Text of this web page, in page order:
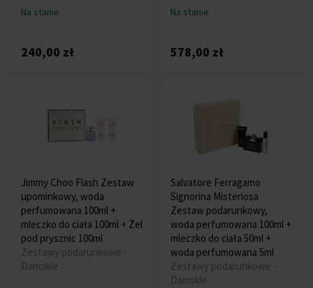
Na stanie
240,00 zł
Na stanie
578,00 zł
Jimmy Choo Flash Zestaw
upominkowy, woda
perfumowana 100ml +
mleczko do ciała 100ml + Żel
pod prysznic 100ml
Zestawy podarunkowe -
Damskie
Salvatore Ferragamo
Signorina Misteriosa
Zestaw podarunkowy,
woda perfumowana 100ml +
mleczko do ciała 50ml +
woda perfumowana 5ml
Zestawy podarunkowe -
Damskie